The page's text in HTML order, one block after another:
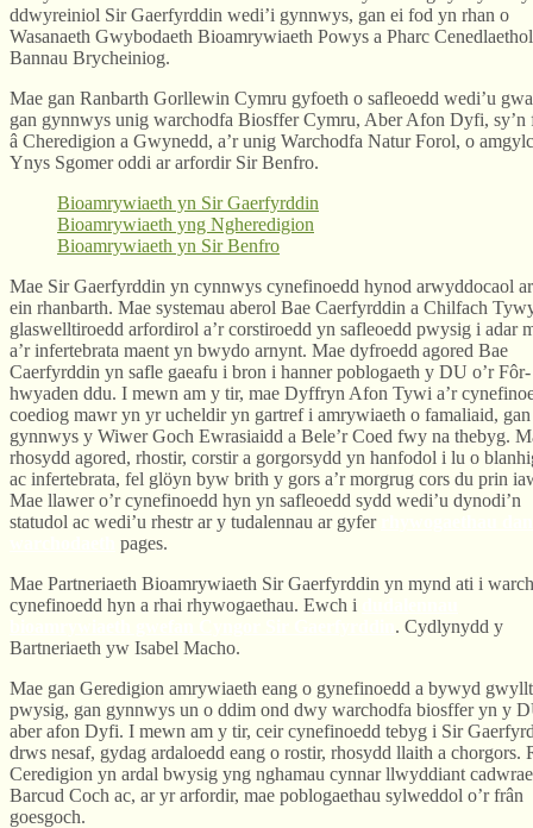
ddwyreiniol Sir Gaerfyrddin wedi’i gynnwys, gan ei fod yn rhan o
Wasanaeth Gwybodaeth Bioamrywiaeth Powys a Pharc Cenedlaethol
Bannau Brycheiniog.
Mae gan Ranbarth Gorllewin Cymru gyfoeth o safleoedd wedi’u
gan gynnwys unig warchodfa Biosffer Cymru, Aber Afon Dyfi, sy’n
â Cheredigion a Gwynedd, a’r unig Warchodfa Natur Forol, o
Ynys Sgomer oddi ar arfordir Sir Benfro.
Bioamrywiaeth yn Sir Gaerfyrddin
Bioamrywiaeth yng Ngheredigion
Bioamrywiaeth yn Sir Benfro
Mae Sir Gaerfyrddin yn cynnwys cynefinoedd hynod arwyddocaol
ein rhanbarth. Mae systemau aberol Bae Caerfyrddin a Chilfach
glaswelltiroedd arfordirol a’r corstiroedd yn safleoedd pwysig i adar
a’r infertebrata maent yn bwydo arnynt. Mae dyfroedd agored Bae
Caerfyrddin yn safle gaeafu i bron i hanner poblogaeth y DU o’r Fôr-
hwyaden ddu. I mewn am y tir, mae Dyffryn Afon Tywi a’r
coediog mawr yn yr ucheldir yn gartref i amrywiaeth o famaliaid, gan
gynnwys y Wiwer Goch Ewrasiaidd a Bele’r Coed fwy na thebyg.
rhosydd agored, rhostir, corstir a gorgorsydd yn hanfodol i lu o
ac infertebrata, fel glöyn byw brith y gors a’r morgrug cors du prin
Mae llawer o’r cynefinoedd hyn yn safleoedd sydd wedi’u dynodi’n
statudol ac wedi’u rhestr ar y tudalennau ar gyfer
pages.
Mae Partneriaeth Bioamrywiaeth Sir Gaerfyrddin yn mynd ati i
cynefinoedd hyn a rhai rhywogaethau. Ewch i
. Cydlynydd y
Bartneriaeth yw Isabel Macho.
Mae gan Geredigion amrywiaeth eang o gynefinoedd a bywyd gwyllt
pwysig, gan gynnwys un o ddim ond dwy warchodfa biosffer yn y
aber afon Dyfi. I mewn am y tir, ceir cynefinoedd tebyg i Sir
drws nesaf, gydag ardaloedd eang o rostir, rhosydd llaith a chorgors.
Ceredigion yn ardal bwysig yng nghamau cynnar llwyddiant
Barcud Coch ac, ar yr arfordir, mae poblogaethau sylweddol o’r frân
goesgoch.